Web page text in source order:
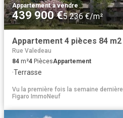
Appartement·à vendre
439 900 €5 236 €/m²
Appartement 4 pièces 84 m2
Rue Valedeau
84 m²4 PiècesAppartement
·Terrasse
Vu la première fois la semaine dernière
Figaro ImmoNeuf